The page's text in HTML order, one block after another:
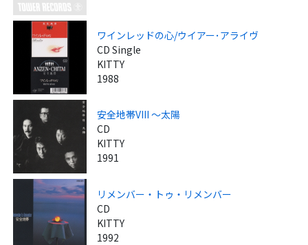
ワインレッドの心/ウイアー･アライヴ
CD Single
KITTY
1988
安全地帯VIII ～太陽
CD
KITTY
1991
リメンバー・トゥ・リメンバー
CD
KITTY
1992